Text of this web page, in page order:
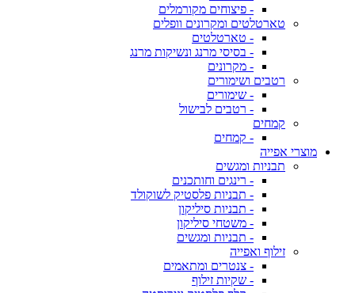
- פיצוחים מקורמלים
טארטלטים ומקרונים וופלים
- טארטלטים
- בסיסי מרנג ונשיקות מרנג
- מקרונים
רטבים ושימורים
- שימורים
- רטבים לבישול
קמחים
- קמחים
מוצרי אפייה
תבניות ומגשים
- רינגים וחותכנים
- תבניות פלסטיק לשוקולד
- תבניות סיליקון
- משטחי סיליקון
- תבניות ומגשים
זילוף ואפייה
- צנטרים ומתאמים
- שקיות זילוף